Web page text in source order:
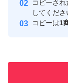
取引実績
コピーされ
してくださ
コピーは1